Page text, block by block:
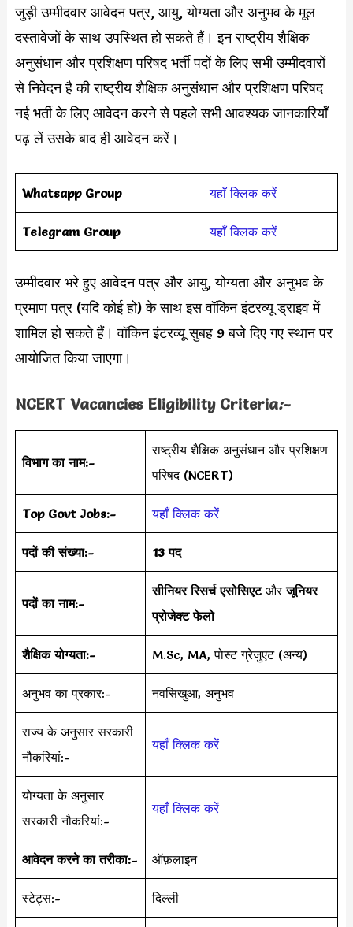
जुड़ी उम्मीदवार आवेदन पत्र, आयु, योग्यता और अनुभव के मूल
दस्तावेजों के साथ उपस्थित हो सकते हैं। इन राष्ट्रीय शैक्षिक
अनुसंधान और प्रशिक्षण परिषद भर्ती पदों के लिए सभी उम्मीदवारों
से निवेदन है की राष्ट्रीय शैक्षिक अनुसंधान और प्रशिक्षण परिषद
नई भर्ती के लिए आवेदन करने से पहले सभी आवश्यक जानकारियाँ
पढ़ लें उसके बाद ही आवेदन करें।
Whatsapp Group यहाँ क्लिक करें
Telegram Group यहाँ क्लिक करें
उम्मीदवार भरे हुए आवेदन पत्र और आयु, योग्यता और अनुभव के
प्रमाण पत्र (यदि कोई हो) के साथ इस वॉकिन इंटरव्यू ड्राइव में
शामिल हो सकते हैं। वॉकिन इंटरव्यू सुबह 9 बजे दिए गए स्थान पर
आयोजित किया जाएगा।
NCERT Vacancies Eligibility Criteria:-
विभाग का नाम:-
राष्ट्रीय शैक्षिक अनुसंधान और प्रशिक्षण
परिषद (NCERT)
Top Govt Jobs:- यहाँ क्लिक करें
पदों की संख्या:- 13 पद
पदों का नाम:-
सीनियर रिसर्च एसोसिएटऔरजूनियर
प्रोजेक्ट फेलो
शैक्षिक योग्यता:- M.Sc, MA, पोस्ट ग्रेजुएट (अन्य)
अनुभव का प्रकार:- नवसिखुआ, अनुभव
राज्य के अनुसार सरकारी
नौकरियां:-
यहाँ क्लिक करें
योग्यता के अनुसार
सरकारी नौकरियां:-
यहाँ क्लिक करें
आवेदन करने का तरीका:– ऑफ़लाइन
स्टेट्स:- दिल्ली